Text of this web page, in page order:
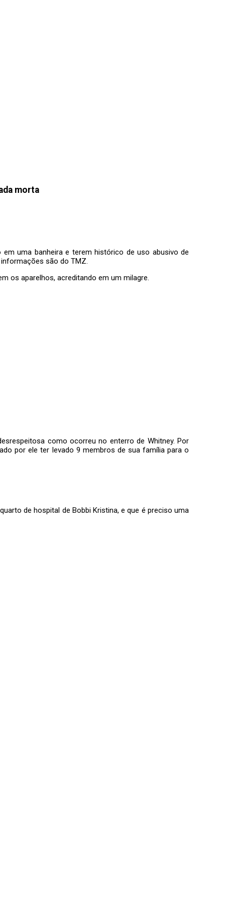
morta
uma banheira e terem histórico de uso abusivo de
são do TMZ.
os aparelhos, acreditando em um milagre.
como ocorreu no enterro de Whitney. Por
por ele ter levado 9 membros de sua família para o
de hospital de Bobbi Kristina, e que é preciso uma